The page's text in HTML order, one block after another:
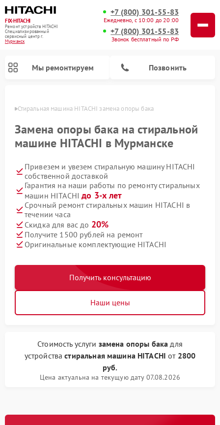
FIX-HITACHI
Ремонт устройств HITACHI
Специализированный
cервисный центр г.
Мурманск
+7 (800) 301-55-83
Ежедневно, с 10:00 до 20:00
+7 (800) 301-55-83
Звонок бесплатный по РФ
Мы ремонтируем Позвонить
Стиральная машина HITACHI замена опоры бака
Замена опоры бака на стиральной
машине HITACHI в Мурманске
Привезем и увезем стиральную машину HITACHI
собственной доставкой
Гарантия на наши работы по ремонту стиральных
машин HITACHIдо 3-х лет
Срочный ремонт стиральных машин HITACHI в
течении часа
Скидка для вас до 20%
Получите 1500 рублей на ремонт
Оригинальные комплектующие HITACHI
Получить консультацию
Наши цены
Стоимость услуги замена опоры бака для
устройствастиральная машина HITACHI от 2800
руб.
Цена актуальна на текущую дату 07.08.2026